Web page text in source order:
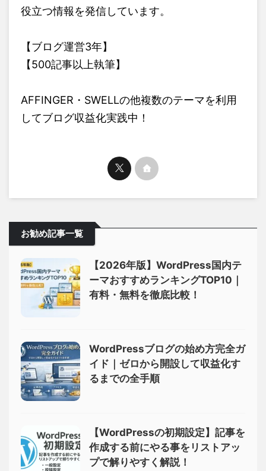
役立つ情報を発信しています。
【ブログ運営3年】
【500記事以上執筆】
AFFINGER・SWELLの他複数のテーマを利用
してブログ収益化実践中！
お勧め記事一覧
【2026年版】WordPress国内テ
ーマおすすめランキングTOP10｜
有料・無料を徹底比較！
WordPressブログの始め方完全ガ
イド｜ゼロから開設して収益化す
るまでの全手順
【WordPressの初期設定】記事を
作成する前にやる事をリストアッ
プで解りやすく解説！